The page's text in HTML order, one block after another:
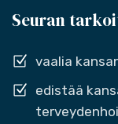
Seuran
vaalia
edistää